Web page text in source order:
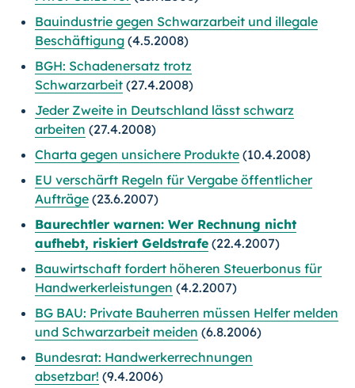
Bauindustrie gegen Schwarzarbeit und illegale
Beschäftigung (4.5.2008)
BGH: Schadenersatz trotz
Schwarzarbeit (27.4.2008)
Jeder Zweite in Deutschland lässt schwarz
arbeiten (27.4.2008)
Charta gegen unsichere Produkte (10.4.2008)
EU verschärft Regeln für Vergabe öffentlicher
Aufträge (23.6.2007)
Baurechtler warnen: Wer Rechnung nicht
aufhebt, riskiert Geldstrafe (22.4.2007)
Bauwirtschaft fordert höheren Steuerbonus für
Handwerkerleistungen (4.2.2007)
BG BAU: Private Bauherren müssen Helfer melden
und Schwarzarbeit meiden (6.8.2006)
Bundesrat: Handwerkerrechnungen
absetzbar! (9.4.2006)